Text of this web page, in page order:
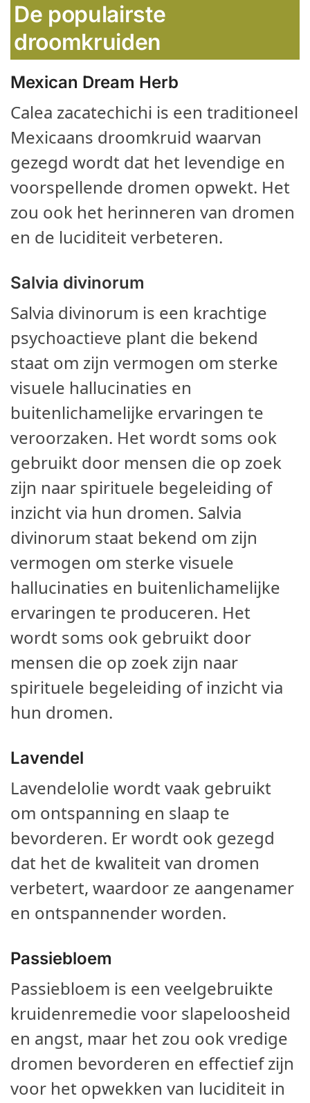
De populairste
droomkruiden
Mexican Dream Herb
Calea zacatechichi is een traditioneel
Mexicaans droomkruid waarvan
gezegd wordt dat het levendige en
voorspellende dromen opwekt. Het
zou ook het herinneren van dromen
en de luciditeit verbeteren.
Salvia divinorum
Salvia divinorum is een krachtige
psychoactieve plant die bekend
staat om zijn vermogen om sterke
visuele hallucinaties en
buitenlichamelijke ervaringen te
veroorzaken. Het wordt soms ook
gebruikt door mensen die op zoek
zijn naar spirituele begeleiding of
inzicht via hun dromen. Salvia
divinorum staat bekend om zijn
vermogen om sterke visuele
hallucinaties en buitenlichamelijke
ervaringen te produceren. Het
wordt soms ook gebruikt door
mensen die op zoek zijn naar
spirituele begeleiding of inzicht via
hun dromen.
Lavendel
Lavendelolie wordt vaak gebruikt
om ontspanning en slaap te
bevorderen. Er wordt ook gezegd
dat het de kwaliteit van dromen
verbetert, waardoor ze aangenamer
en ontspannender worden.
Passiebloem
Passiebloem is een veelgebruikte
kruidenremedie voor slapeloosheid
en angst, maar het zou ook vredige
dromen bevorderen en effectief zijn
voor het opwekken van luciditeit in